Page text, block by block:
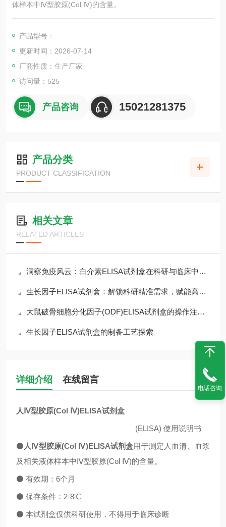
体样本中Ⅳ型胶原(Col Ⅳ)的含量。
产品型号：
更新时间：2026-07-14
厂商性质：生产厂家
访问量：525
产品咨询 15021281375
产品分类
PRODUCT CLASSIFICATION
相关文章
RELATED ARTICLES
洞察免疫风云：白介素ELISA试剂盒在科研与临床中的核心价值
生长因子ELISA试剂盒：解锁科研精准需求，赋能高效检测核心优势
大鼠破骨细胞分化因子(ODF)ELISA试剂盒的操作注意事项
生长因子ELISA试剂盒的制备工艺探索
详细介绍 在线留言
人Ⅳ型胶原(Col Ⅳ)ELISA试剂盒
(ELISA) 使用说明书
⚫ 人Ⅳ型胶原(Col Ⅳ)ELISA试剂盒用于测定人血清、血浆
及相关液体样本中Ⅳ型胶原(Col Ⅳ)的含量。
⚫ 有效期： 6个月
⚫ 保存条件： 2-8℃
⚫ 本试剂盒仅供科研使用，不得用于临床诊断
电话咨询